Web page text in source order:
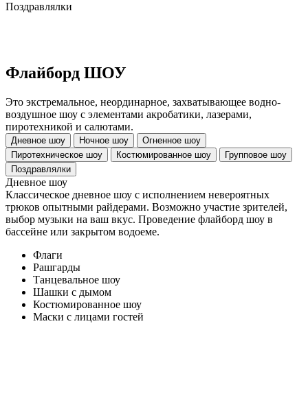
Поздравлялки
Флайборд ШОУ
Это экстремальное, неординарное, захватывающее водно-
воздушное шоу с элементами акробатики, лазерами,
пиротехникой и салютами.
Дневное шоу Ночное шоу
Огненное шоу
Пиротехническое шоу
Костюмированное шоу
Групповое шоу
Поздравлялки
Дневное шоу
Классическое дневное шоу с исполнением невероятных
трюков опытными райдерами. Возможно участие зрителей,
выбор музыки на ваш вкус. Проведение флайборд шоу в
бассейне или закрытом водоеме.
Флаги
Рашгарды
Танцевальное шоу
Шашки с дымом
Костюмированное шоу
Маски с лицами гостей